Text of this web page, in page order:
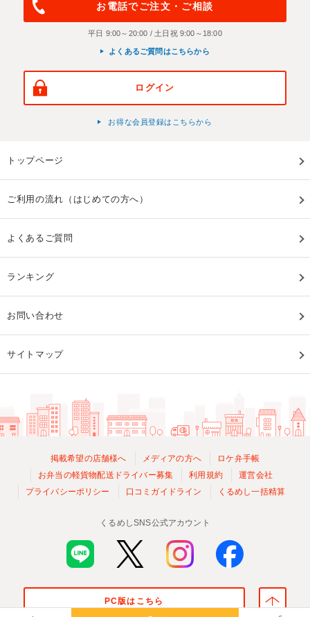
お電話でご注文・ご相談
平日 9:00～20:00 / 土日祝 9:00～18:00
よくあるご質問はこちらから
ログイン
お得な会員登録はこちらから
トップページ
ご利用の流れ（はじめての方へ）
よくあるご質問
ランキング
お問い合わせ
サイトマップ
掲載希望の店舗様へ メディアの方へ
ロケ弁手帳
お弁当の軽貨物配送ドライバー募集
利用規約
運営会社
プライバシーポリシー
口コミガイドライン くるめし一括精算
くるめしSNS公式アカウント
PC版はこちら